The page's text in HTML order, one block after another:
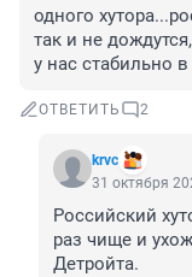
одного
так и не
у нас стабильно
ОТВЕТИТЬ 2
krvc
31 октября
Российский
раз чище и
Детройта.